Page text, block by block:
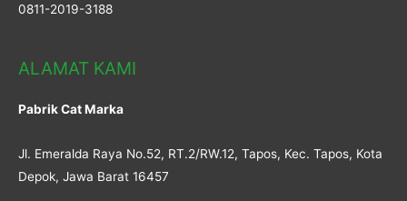
0811-2019-3188
ALAMAT KAMI
Pabrik Cat Marka
Jl. Emeralda Raya No.52, RT.2/RW.12, Tapos, Kec. Tapos, Kota
Depok, Jawa Barat 16457